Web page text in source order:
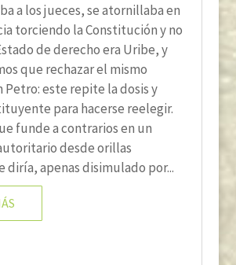
a los jueces, se atornillaba en
torciendo la Constitución y no
de derecho era Uribe, y
que rechazar el mismo
Petro: este repite la dosis y
para hacerse reelegir.
funde a contrarios en un
desde orillas
diría, apenas disimulado por...